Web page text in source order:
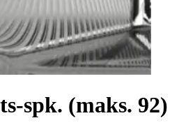
spk. (maks. 92)